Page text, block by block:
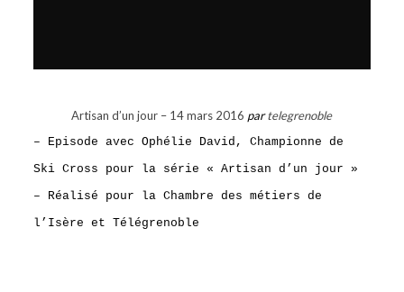
Artisan d’un jour – 14 mars 2016 partelegrenoble
– Episode avec Ophélie David, Championne de
Ski Cross pour la série « Artisan d’un jour »
– Réalisé pour la Chambre des métiers de
l’Isère et Télégrenoble